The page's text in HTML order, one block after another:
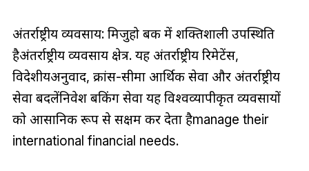
अंतर्राष्ट्रीय व्यवसाय: मिजुहो बैंक में शक्तिशाली उपस्थिति
हैअंतर्राष्ट्रीय व्यवसाय क्षेत्र. यह अंतर्राष्ट्रीय रिमेटेंस,
विदेशीयअनुवाद, क्रांस-सीमा आर्थिक सेवा और अंतर्राष्ट्रीय
सेवा बदलेंनिवेश बैंकिंग सेवा यह विश्वव्यापीकृत व्यवसायों
को आसानिक रूप से सक्षम कर देता हैmanage their
international financial needs.